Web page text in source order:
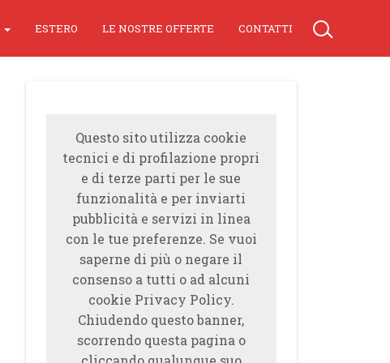
ESTERO LE NOSTRE OFFERTE CONTATTI
Questo sito utilizza cookie
tecnici e di profilazione propri
e di terze parti per le sue
funzionalità e per inviarti
pubblicità e servizi in linea
con le tue preferenze. Se vuoi
saperne di più o negare il
consenso a tutti o ad alcuni
cookie Privacy Policy.
Chiudendo questo banner,
scorrendo questa pagina o